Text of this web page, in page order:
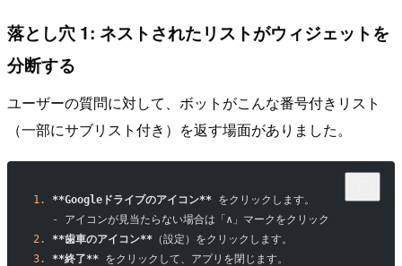
落とし穴 1: ネストされたリストがウィジェットを
分断する
ユーザーの質問に対して、ボットがこんな番号付きリスト
（一部にサブリスト付き）を返す場面がありました。
1. **Googleドライブのアイコン** をクリックします。
   -
アイコンが見当たらない場合は「∧」マークをクリック
2.
**歯車のアイコン**（設定）をクリックします。
3.
**終了** をクリックして、アプリを閉じます。